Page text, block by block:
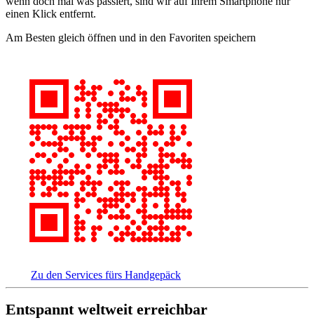
einen Klick entfernt.
Am Besten gleich öffnen und in den Favoriten speichern
Zu den Services fürs Handgepäck
Entspannt weltweit erreichbar